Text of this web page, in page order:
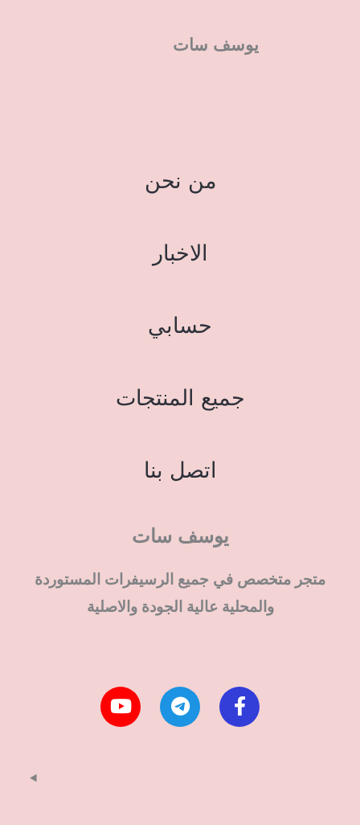
يوسف سات
من نحن
الاخبار
حسابي
جميع المنتجات
اتصل بنا
يوسف سات
متجر متخصص في جميع الرسيفرات المستوردة
والمحلية عالية الجودة والاصلية